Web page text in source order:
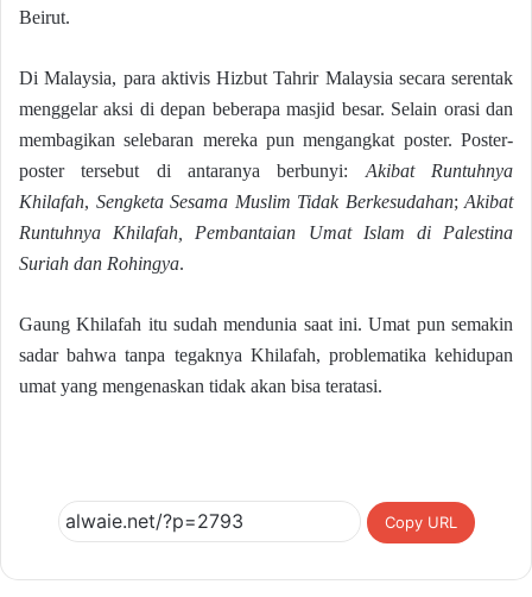
Beirut.
Di Malaysia, para aktivis Hizbut Tahrir Malaysia secara serentak
menggelar aksi di depan beberapa masjid besar. Selain orasi dan
membagikan selebaran mereka pun mengangkat poster. Poster-
poster tersebut di antaranya berbunyi: Akibat Runtuhnya
Khilafah, Sengketa Sesama Muslim Tidak Berkesudahan; Akibat
Runtuhnya Khilafah, Pembantaian Umat Islam di Palestina
Suriah dan Rohingya.
Gaung Khilafah itu sudah mendunia saat ini. Umat pun semakin
sadar bahwa tanpa tegaknya Khilafah, problematika kehidupan
umat yang mengenaskan tidak akan bisa teratasi.
Copy URL